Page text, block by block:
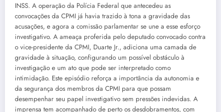
INSS. A operação da Polícia Federal que antecedeu as
convocações da CPMI já havia trazido à tona a gravidade das
acusações, e agora a comissão parlamentar se une a esse esforço
investigativo. A ameaça proferida pelo deputado convocado contra
o vice-presidente da CPMI, Duarte Jr., adiciona uma camada de
gravidade à situação, configurando um possível obstáculo à
investigação e um ato que pode ser interpretado como
intimidação. Este episódio reforça a importância da autonomia e
da segurança dos membros da CPMI para que possam
desempenhar seu papel investigativo sem pressões indevidas. A
imprensa tem acompanhado de perto os desdobramentos, com